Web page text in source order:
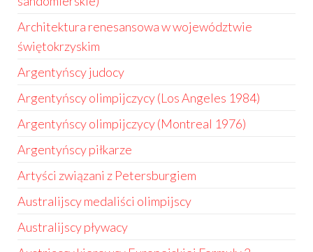
Architektura renesansowa w województwie
świętokrzyskim
Argentyńscy judocy
Argentyńscy olimpijczycy (Los Angeles 1984)
Argentyńscy olimpijczycy (Montreal 1976)
Argentyńscy piłkarze
Artyści związani z Petersburgiem
Australijscy medaliści olimpijscy
Australijscy pływacy